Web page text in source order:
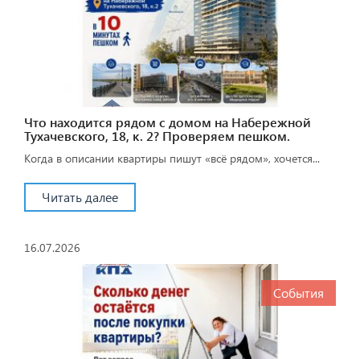
Что находится рядом с домом на Набережной
Тухачевского, 18, к. 2? Проверяем пешком.
Когда в описании квартиры пишут «всё рядом», хочется...
Читать далее
16.07.2026
События